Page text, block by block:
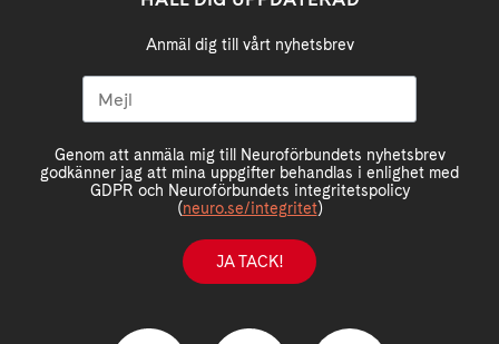
Anmäl dig till vårt nyhetsbrev
Genom att anmäla mig till Neuroförbundets nyhetsbrev
godkänner jag att mina uppgifter behandlas i enlighet med
GDPR och Neuroförbundets integritetspolicy
(neuro.se/integritet)
JA TACK!